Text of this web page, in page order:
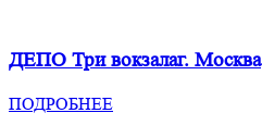
ДЕПО Три вокзалаг. Москва
ПОДРОБНЕЕ